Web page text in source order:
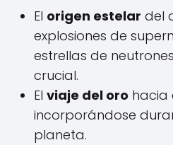
El origen estelar del
explosiones de
estrellas de
crucial.
El viaje del oro hacia
incorporándose
planeta.